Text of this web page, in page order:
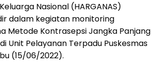
Nasional (HARGANAS)
dalam kegiatan monitoring
Metode Kontrasepsi Jangka Panjang
Unit Pelayanan Terpadu Puskesmas
(15/06/2022).